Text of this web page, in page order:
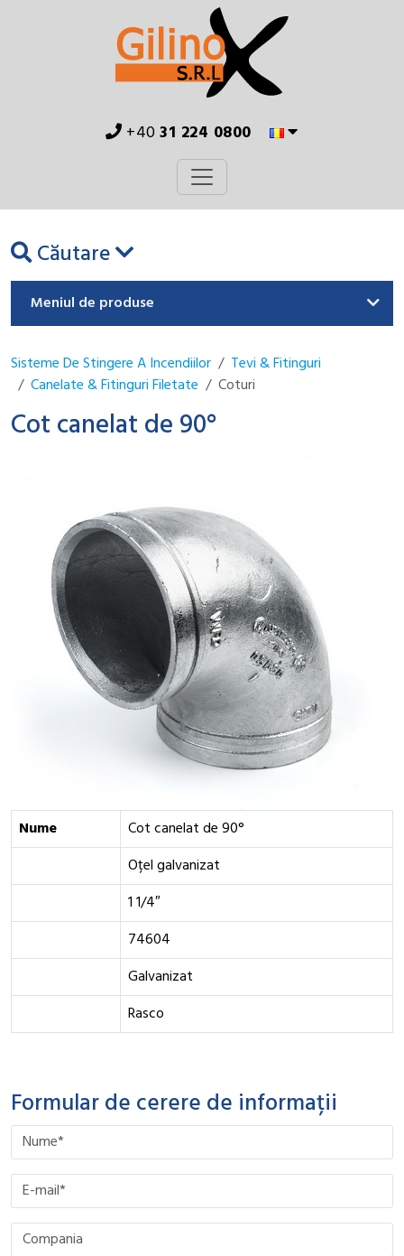
+4031 224 0800
Căutare
Meniul de produse
Sisteme De Stingere A Incendiilor
Tevi & Fitinguri
Canelate & Fitinguri Filetate
Coturi
Cot canelat de 90°
Nume
Cot canelat de 90°
Oțel galvanizat
1 1/4″
74604
Galvanizat
Rasco
Formular de cerere de informații
Please leave this field empty.
Please leave this field empty.
Please leave this field empty.
Please leave this field empty.